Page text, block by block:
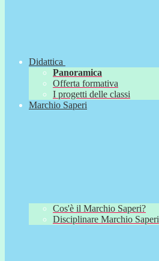
Didattica
Panoramica
Offerta formativa
I progetti delle classi
Marchio Saperi
Cos'è il Marchio Saperi?
Disciplinare Marchio Saperi